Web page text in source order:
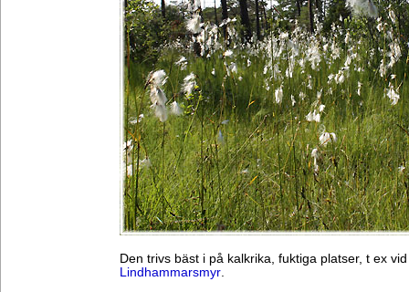
Den trivs bäst i på kalkrika, fuktiga platser, t ex
Lindhammarsmyr.